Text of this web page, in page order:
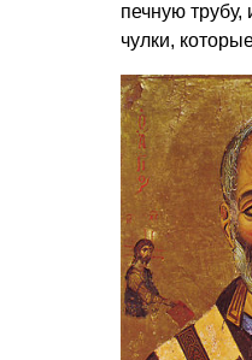
печную
чулки,